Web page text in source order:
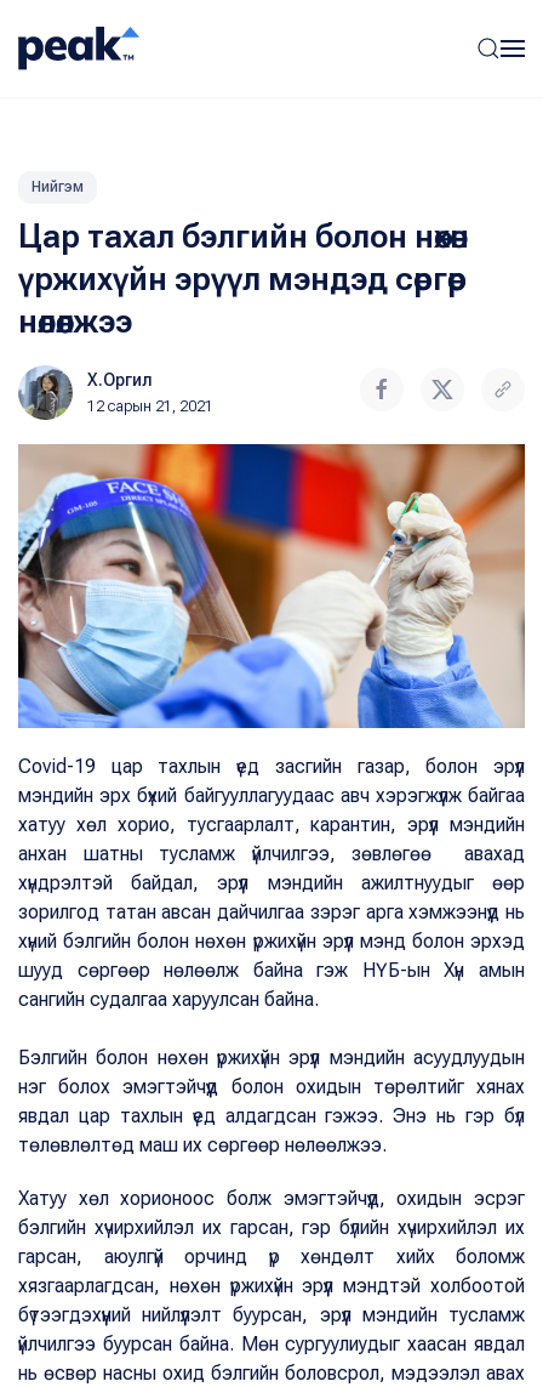
Нийгэм
Цар тахал бэлгийн болон нөхөн
үржихүйн эрүүл мэндэд сөргөөр
нөлөөлжээ
Х.Оргил
12 сарын 21, 2021
Covid-19 цар тахлын үед засгийн газар, болон эрүүл
мэндийн эрх бүхий байгууллагуудаас авч хэрэгжүүлж байгаа
хатуу хөл хорио, тусгаарлалт, карантин, эрүүл мэндийн
анхан шатны тусламж үйлчилгээ, зөвлөгөө авахад
хүндрэлтэй байдал, эрүүл мэндийн ажилтнуудыг өөр
зорилгод татан авсан дайчилгаа зэрэг арга хэмжээнүүд нь
хүний бэлгийн болон нөхөн үржихүйн эрүүл мэнд болон эрхэд
шууд сөргөөр нөлөөлж байна гэж НҮБ-ын Хүн амын
сангийн судалгаа харуулсан байна.
Бэлгийн болон нөхөн үржихүйн эрүүл мэндийн асуудлуудын
нэг болох эмэгтэйчүүд болон охидын төрөлтийг хянах
явдал цар тахлын үед алдагдсан гэжээ. Энэ нь гэр бүл
төлөвлөлтөд маш их сөргөөр нөлөөлжээ.
Хатуу хөл хорионоос болж эмэгтэйчүүд, охидын эсрэг
бэлгийн хүчирхийлэл их гарсан, гэр бүлийн хүчирхийлэл их
гарсан, аюулгүй орчинд үр хөндөлт хийх боломж
хязгаарлагдсан, нөхөн үржихүйн эрүүл мэндтэй холбоотой
бүтээгдэхүүний нийлүүлэлт буурсан, эрүүл мэндийн тусламж
үйлчилгээ буурсан байна. Мөн сургуулиудыг хаасан явдал
нь өсвөр насны охид бэлгийн боловсрол, мэдээлэл авах